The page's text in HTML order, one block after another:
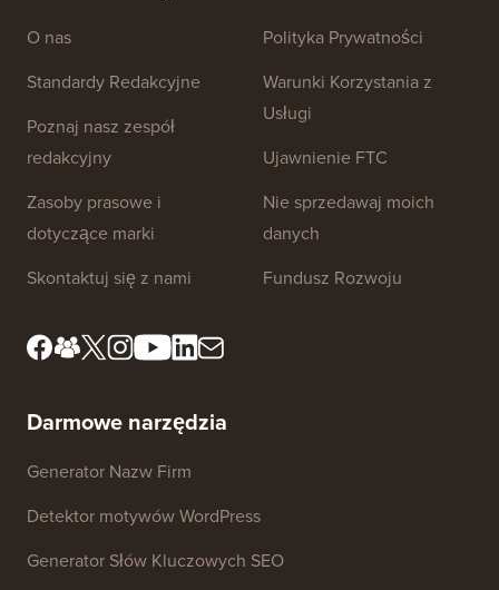
O nas
Standardy Redakcyjne
Poznaj nasz zespół
redakcyjny
Zasoby prasowe i
dotyczące marki
Skontaktuj się z nami
Polityka Prywatności
Warunki Korzystania z
Usługi
Ujawnienie FTC
Nie sprzedawaj moich
danych
Fundusz Rozwoju
Darmowe narzędzia
Generator Nazw Firm
Detektor motywów WordPress
Generator Słów Kluczowych SEO